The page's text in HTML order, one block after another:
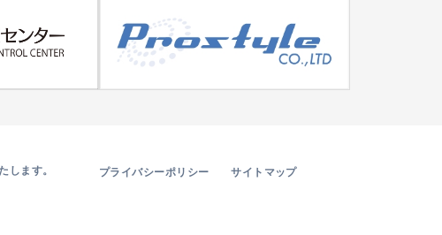
します。 プライバシーポリシー サイトマップ